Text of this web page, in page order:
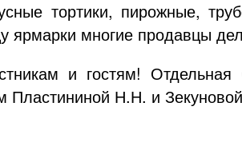
тортики, пирожные,
ярмарки многие продавцы
и гостям!
Пластининой Н.Н. и